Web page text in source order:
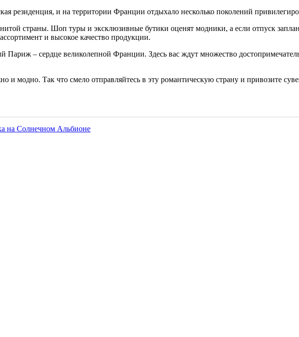
резиденция, и на территории Франции отдыхало несколько поколений
страны. Шоп туры и эксклюзивные бутики оценят модники, а если отпуск
и высокое качество продукции.
– сердце великолепной Франции. Здесь вас ждут множество
и модно. Так что смело отправляйтесь в эту романтическую страну и привозите
на Солнечном Альбионе